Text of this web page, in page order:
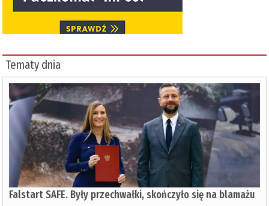
Tematy dnia
Falstart SAFE. Były przechwałki, skończyło się na blamażu